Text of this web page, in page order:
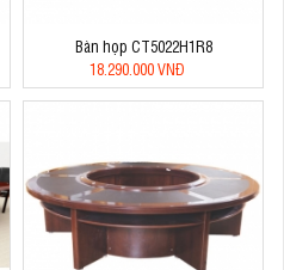
Bàn họp CT5022H1R8
18.290.000 VNĐ